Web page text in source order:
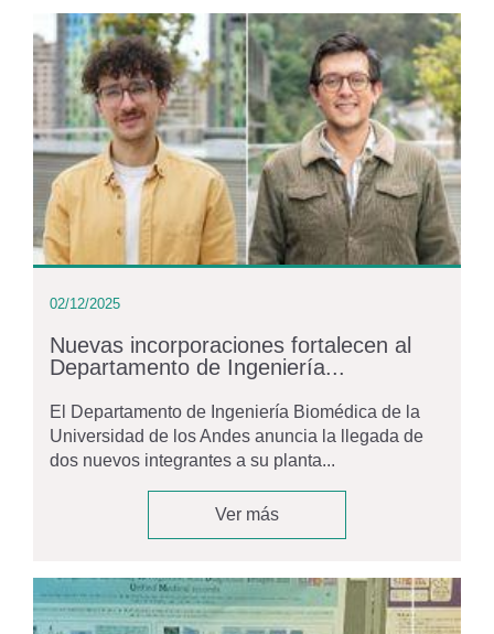
02/12/2025
Nuevas incorporaciones fortalecen al
Departamento de Ingeniería...
El Departamento de Ingeniería Biomédica de la
Universidad de los Andes anuncia la llegada de
dos nuevos integrantes a su planta...
Ver más